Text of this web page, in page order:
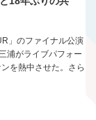
」のファイナル公演
浦がライブパフォー
を熱中させた。さら